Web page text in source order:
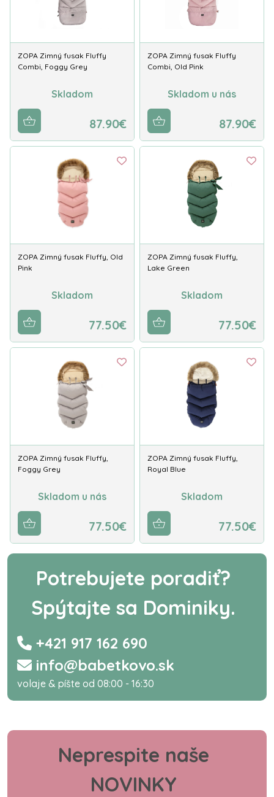
ZOPA Zimný fusak Fluffy
Combi, Foggy Grey
Skladom
87.90€
ZOPA Zimný fusak Fluffy
Combi, Old Pink
Skladom u nás
87.90€
ZOPA Zimný fusak Fluffy, Old
Pink
Skladom
77.50€
ZOPA Zimný fusak Fluffy,
Lake Green
Skladom
77.50€
ZOPA Zimný fusak Fluffy,
Foggy Grey
Skladom u nás
77.50€
ZOPA Zimný fusak Fluffy,
Royal Blue
Skladom
77.50€
Potrebujete poradiť?
Spýtajte sa Dominiky.
+421 917 162 690
info@babetkovo.sk
volaje & píšte od 08:00 - 16:30
Neprespite naše
NOVINKY